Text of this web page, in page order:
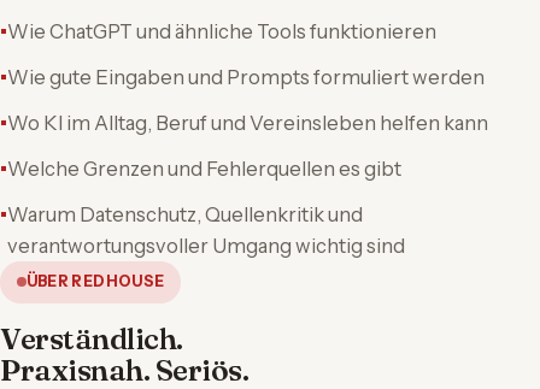
Wie ChatGPT und ähnliche Tools funktionieren
Wie gute Eingaben und Prompts formuliert werden
Wo KI im Alltag, Beruf und Vereinsleben helfen kann
Welche Grenzen und Fehlerquellen es gibt
Warum Datenschutz, Quellenkritik und
verantwortungsvoller Umgang wichtig sind
ÜBER REDHOUSE
Verständlich.
Praxisnah. Seriös.